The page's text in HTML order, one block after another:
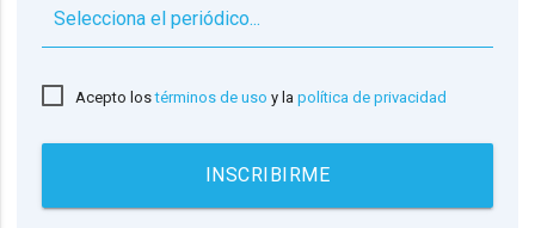
Acepto lostérminos de uso y lapolítica de privacidad
INSCRIBIRME